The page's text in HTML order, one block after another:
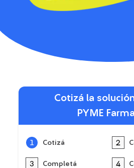
Cotizá la
PYME
Cotizá
Completá